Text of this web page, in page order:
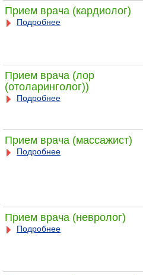
Прием врача (кардиолог)
Подробнее
Прием врача (лор
(отоларинголог))
Подробнее
Прием врача (массажист)
Подробнее
Прием врача (невролог)
Подробнее